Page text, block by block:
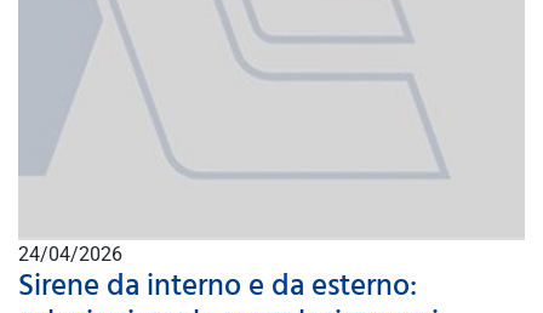
24/04/2026
Sirene da interno e da esterno: